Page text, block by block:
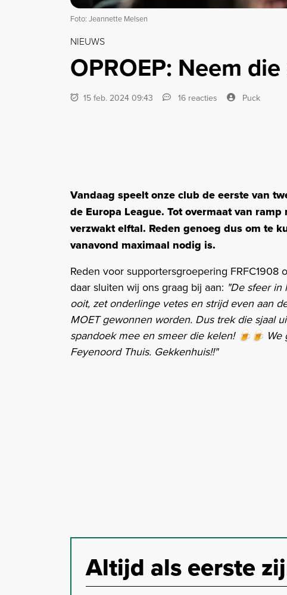
Foto: Jeannette Melsen
NIEUWS
OPROEP: Neem
15 feb. 2024 09:43 16 reacties Puck
Vandaag speelt onze club de eerste van
de Europa League. Tot overmaat van
verzwakt elftal. Reden genoeg dus om te
vanavond maximaal nodig is.
Reden voor supportersgroepering
daar sluiten wij ons graag bij aan: "De sfeer in
ooit, zet onderlinge vetes en strijd even aan
MOET gewonnen worden. Dus trek die sjaal
spandoek mee en smeer die kelen! 🍺🍺 We
Feyenoord Thuis. Gekkenhuis!!"
Altijd als eerste